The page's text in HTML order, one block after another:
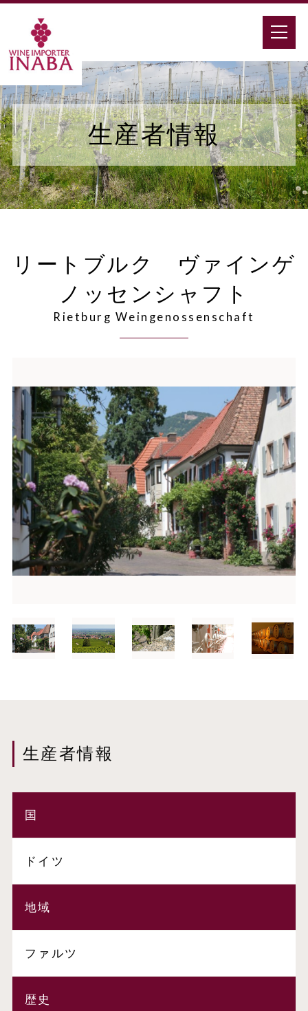
生産者情報
リートブルク ヴァインゲ
ノッセンシャフト
Rietburg Weingenossenschaft
生産者情報
国
ドイツ
地域
ファルツ
歴史